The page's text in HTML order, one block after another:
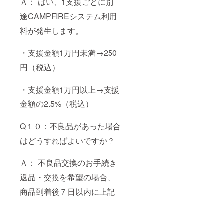
途CAMPFIREシステム利用
料が発生します。
・支援金額1万円未満→250
円（税込）
・支援金額1万円以上→支援
金額の2.5%（税込）
Q１０：不良品があった場合
はどうすればよいですか？
Ａ： 不良品交換のお手続き
返品・交換を希望の場合、
商品到着後７日以内に上記